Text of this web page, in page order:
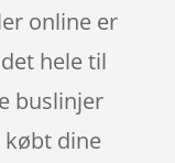
online er
hele til
buslinjer
dine